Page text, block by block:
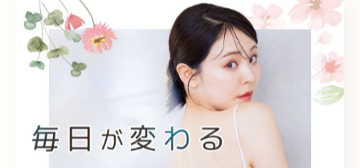
< 前のページ 一覧に戻る 次のページ >
関連タグ
#脱毛 #vio